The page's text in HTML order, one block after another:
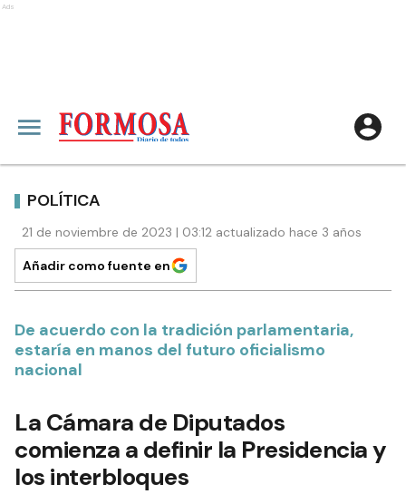
Ads
POLÍTICA
21 de noviembre de 2023 | 03:12 actualizado hace 3 años
Añadir como fuente en
De acuerdo con la tradición parlamentaria,
estaría en manos del futuro oficialismo
nacional
La Cámara de Diputados
comienza a definir la Presidencia y
los interbloques